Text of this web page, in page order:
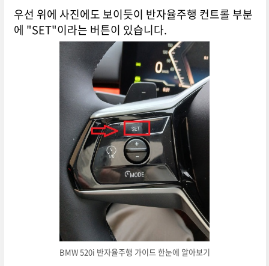
우선 위에 사진에도 보이듯이 반자율주행 컨트롤 부분
에 "SET"이라는 버튼이 있습니다.
BMW 520i 반자율주행 가이드 한눈에 알아보기